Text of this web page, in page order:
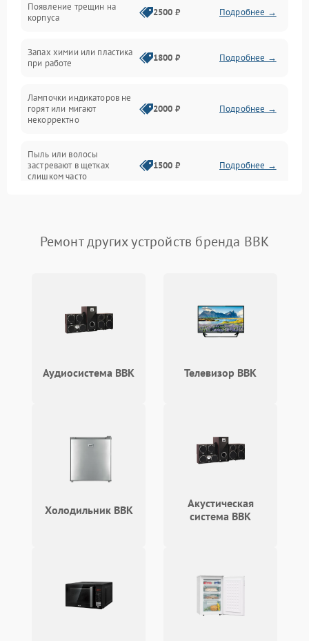
Проблемы с сигналом
Батарея
Программные сбои
Появление трещин на
корпуса
2500 ₽ Подробнее →
Запах химии или пластика
при работе
1800 ₽ Подробнее →
Лампочки индикаторов не
горят или мигают
некорректно
2000 ₽ Подробнее →
Пыль или волосы
застревают в щетках
слишком часто
1500 ₽ Подробнее →
Ремонт других устройств бренда BBK
Аудиосистема BBK Телевизор BBK
Холодильник BBK
Акустическая
система BBK